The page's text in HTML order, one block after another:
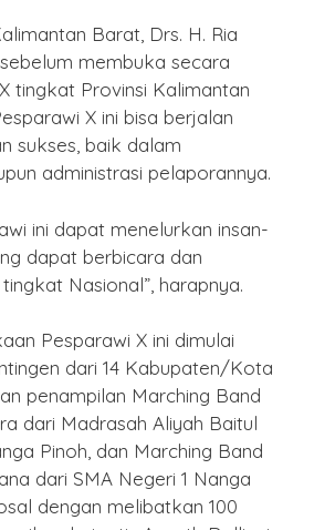
Barat, Drs. H. Ria
membuka secara
tingkat Provinsi Kalimantan
X ini bisa berjalan
sukses, baik dalam
administrasi pelaporannya.
ini dapat menelurkan insan-
dapat berbicara dan
Nasional”, harapnya.
Pesparawi X ini dimulai
dari 14 Kabupaten/Kota
penampilan Marching Band
dari Madrasah Aliyah Baitul
Pinoh, dan Marching Band
dari SMA Negeri 1 Nanga
dengan melibatkan 100